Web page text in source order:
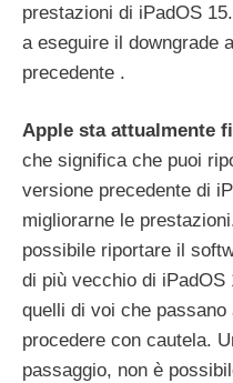
prestazioni di iPadOS
a eseguire il downgrade
precedente .
Apple sta attualmente
che significa che puoi
versione precedente di
migliorarne le
possibile riportare il
di più vecchio di
quelli di voi che
procedere con cautela.
passaggio, non è